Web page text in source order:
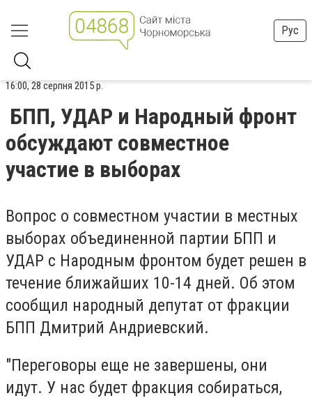
Рус
16:00, 28 серпня 2015 р.
БПП, УДАР и Народный фронт
обсуждают совместное
участие в выборах
Вопрос о совместном участии в местных
выборах объединенной партии БПП и
УДАР с Народным фронтом будет решен в
течение ближайших 10-14 дней. Об этом
сообщил народный депутат от фракции
БПП Дмитрий Андриевский.
"Переговоры еще не завершены, они
идут. У нас будет фракция собираться,